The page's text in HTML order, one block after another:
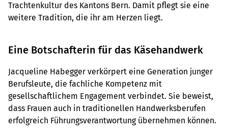
Trachtenkultur des Kantons Bern. Damit pflegt sie eine
weitere Tradition, die ihr am Herzen liegt.
Eine Botschafterin für das Käsehandwerk
Jacqueline Habegger verkörpert eine Generation junger
Berufsleute, die fachliche Kompetenz mit
gesellschaftlichem Engagement verbindet. Sie beweist,
dass Frauen auch in traditionellen Handwerksberufen
erfolgreich Führungsverantwortung übernehmen können.